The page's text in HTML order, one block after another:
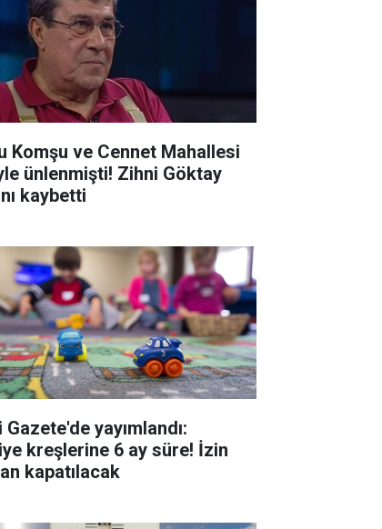
Komşu ve Cennet Mahallesi
Zihni Göktay
kaybetti
Gazete'de yayımlandı:
kreşlerine 6 ay süre! İzin
kapatılacak